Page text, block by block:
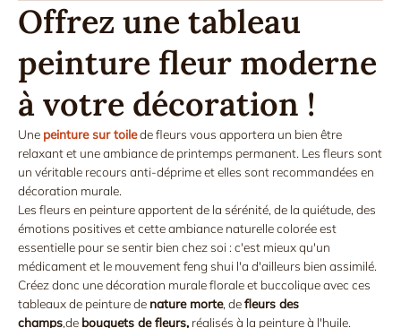
Offrez une tableau
peinture fleur moderne
à votre décoration !
Une peinture sur toilede fleurs vous apportera un bien être
relaxant et une ambiance de printemps permanent. Les fleurs sont
un véritable recours anti-déprime et elles sont recommandées en
décoration murale.
Les fleurs en peinture apportent de la sérénité, de la quiétude, des
émotions positives et cette ambiance naturelle colorée est
essentielle pour se sentir bien chez soi : c'est mieux qu'un
médicament et le mouvement feng shui l'a d'ailleurs bien assimilé.
Créez donc une décoration murale florale et buccolique avec ces
tableaux de peinture de nature morte, defleurs des
champs,de bouquets de fleurs, réalisés à la peinture à l'huile.